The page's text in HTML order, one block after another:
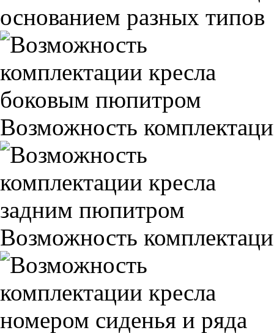
основанием разных типов
Возможность
Возможность